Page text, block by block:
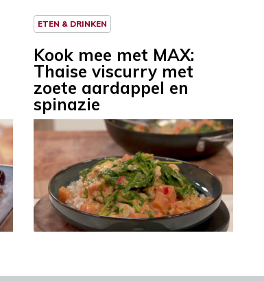
ETEN & DRINKEN
Kook mee met MAX:
Thaise viscurry met
zoete aardappel en
spinazie